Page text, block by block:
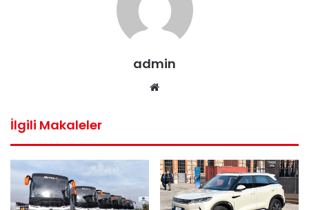
admin
İlgili Makaleler